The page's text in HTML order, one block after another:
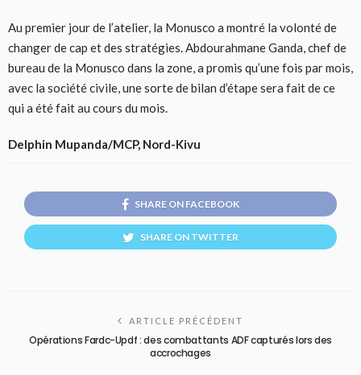
Au premier jour de l’atelier, la Monusco a montré la volonté de
changer de cap et des stratégies. Abdourahmane Ganda, chef de
bureau de la Monusco dans la zone, a promis qu’une fois par mois,
avec la société civile, une sorte de bilan d’étape sera fait de ce
qui a été fait au cours du mois.
Delphin Mupanda/MCP, Nord-Kivu
SHARE ON FACEBOOK
SHARE ON TWITTER
ARTICLE PRÉCÉDENT
Opérations Fardc-Updf : des combattants ADF capturés lors des
accrochages